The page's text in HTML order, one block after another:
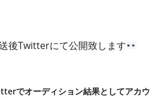
後Twitterにて公開致します
でオーディション結果としてアカウ